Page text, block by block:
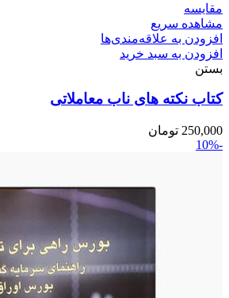
مقایسه
مشاهده سریع
افزودن به علاقه‌مندی‌ها
افزودن به سبد خرید
بستن
کتاب نکته های ناب معاملاتی
250,000 تومان
-10%